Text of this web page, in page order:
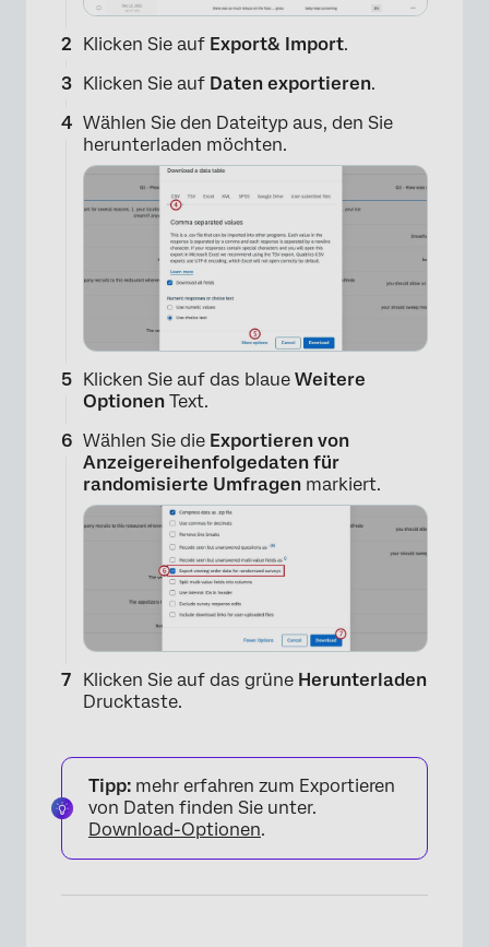
×
Klicken Sie auf Export& Import.
Klicken Sie auf Daten exportieren.
Wählen Sie den Dateityp aus, den Sie
herunterladen möchten.
Klicken Sie auf das blaue Weitere
Optionen Text.
Wählen Sie die Exportieren von
Anzeigereihenfolgedaten für
randomisierte Umfragen markiert.
Klicken Sie auf das grüne Herunterladen
Drucktaste.
Tipp: mehr erfahren zum Exportieren
von Daten finden Sie unter.
Download-Optionen.